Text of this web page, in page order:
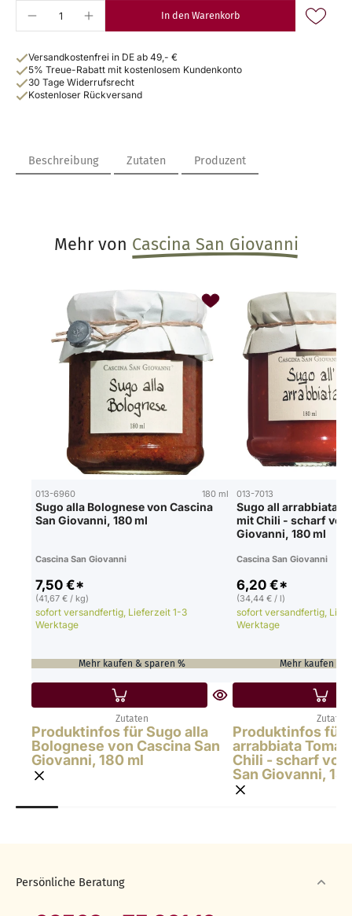
In den Warenkorb
Versandkostenfrei in DE ab 49,- €
5% Treue-Rabatt mit kostenlosem Kundenkonto
30 Tage Widerrufsrecht
Kostenloser Rückversand
Beschreibung Zutaten Produzent
Mehr von Cascina San Giovanni
013-6960 180 ml
Sugo alla Bolognese von Cascina
San Giovanni, 180 ml
Cascina San Giovanni
7,50 €*
(41,67 € / kg)
sofort versandfertig, Lieferzeit 1-3
Werktage
Mehr kaufen & sparen %
Zutaten
Produktinfos für Sugo alla
Bolognese von Cascina San
Giovanni, 180 ml
013-7013
Sugo all arrabbiata
mit Chili - scharf von
Giovanni, 180 ml
Cascina San Giovanni
6,20 €*
(34,44 € / l)
sofort versandfertig,
Werktage
Mehr kaufen &
Zutaten
Produktinfos für
arrabbiata
Chili - scharf von
San Giovanni,
Persönliche Beratung